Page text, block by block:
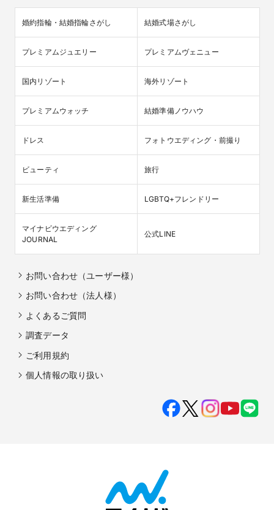
婚約指輪・結婚指輪さがし 結婚式場さがし
プレミアムジュエリー プレミアムヴェニュー
国内リゾート 海外リゾート
プレミアムウォッチ 結婚準備ノウハウ
ドレス フォトウエディング・前撮り
ビューティ 旅行
新生活準備 LGBTQ+フレンドリー
マイナビウエディング
JOURNAL
公式LINE
お問い合わせ（ユーザー様）
お問い合わせ（法人様）
よくあるご質問
調査データ
ご利用規約
個人情報の取り扱い